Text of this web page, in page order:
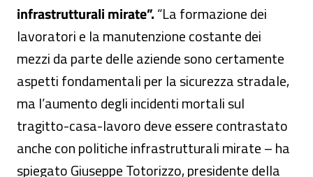
infrastrutturali mirate”.“La formazione dei
lavoratori e la manutenzione costante dei
mezzi da parte delle aziende sono certamente
aspetti fondamentali per la sicurezza stradale,
ma l’aumento degli incidenti mortali sul
tragitto-casa-lavoro deve essere contrastato
anche con politiche infrastrutturali mirate – ha
spiegato Giuseppe Totorizzo, presidente della